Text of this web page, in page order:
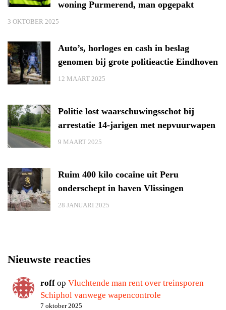
woning Purmerend, man opgepakt
3 OKTOBER 2025
Auto’s, horloges en cash in beslag
genomen bij grote politieactie Eindhoven
12 MAART 2025
Politie lost waarschuwingsschot bij
arrestatie 14-jarigen met nepvuurwapen
9 MAART 2025
Ruim 400 kilo cocaïne uit Peru
onderschept in haven Vlissingen
28 JANUARI 2025
Nieuwste reacties
roff opVluchtende man rent over treinsporen
Schiphol vanwege wapencontrole
7 oktober 2025